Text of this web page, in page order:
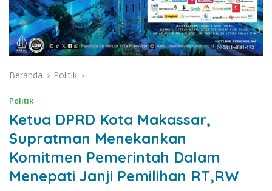
Beranda Politik
Politik
Ketua DPRD Kota Makassar,
Supratman Menekankan
Komitmen Pemerintah Dalam
Menepati Janji Pemilihan RT,RW